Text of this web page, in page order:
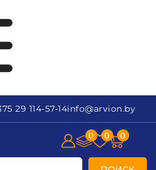
29 114-57-14info@arvion.by
0 0 0